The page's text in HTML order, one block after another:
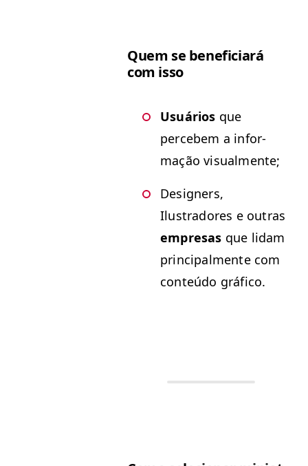
Quem se ben­e­fi­cia­rá
com isso
Usuários que
percebem a infor­
mação visualmente;
Design­ers,
Ilustradores e out­ras
empre­sas que lidam
prin­ci­pal­mente com
con­teú­do gráfico.